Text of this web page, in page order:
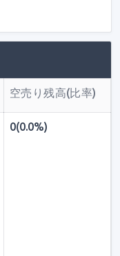
空売り残高(比率)
0(0.0%)